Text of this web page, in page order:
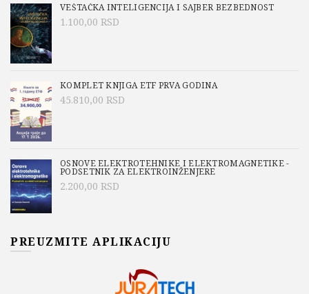
VEŠTAČKA INTELIGENCIJA I SAJBER BEZBEDNOST
1.100,00 RSD
KOMPLET KNJIGA ETF PRVA GODINA
45.810,00 RSD
OSNOVE ELEKTROTEHNIKE I ELEKTROMAGNETIKE -
PODSETNIK ZA ELEKTROINŽENJERE
2.200,00 RSD
PREUZMITE APLIKACIJU